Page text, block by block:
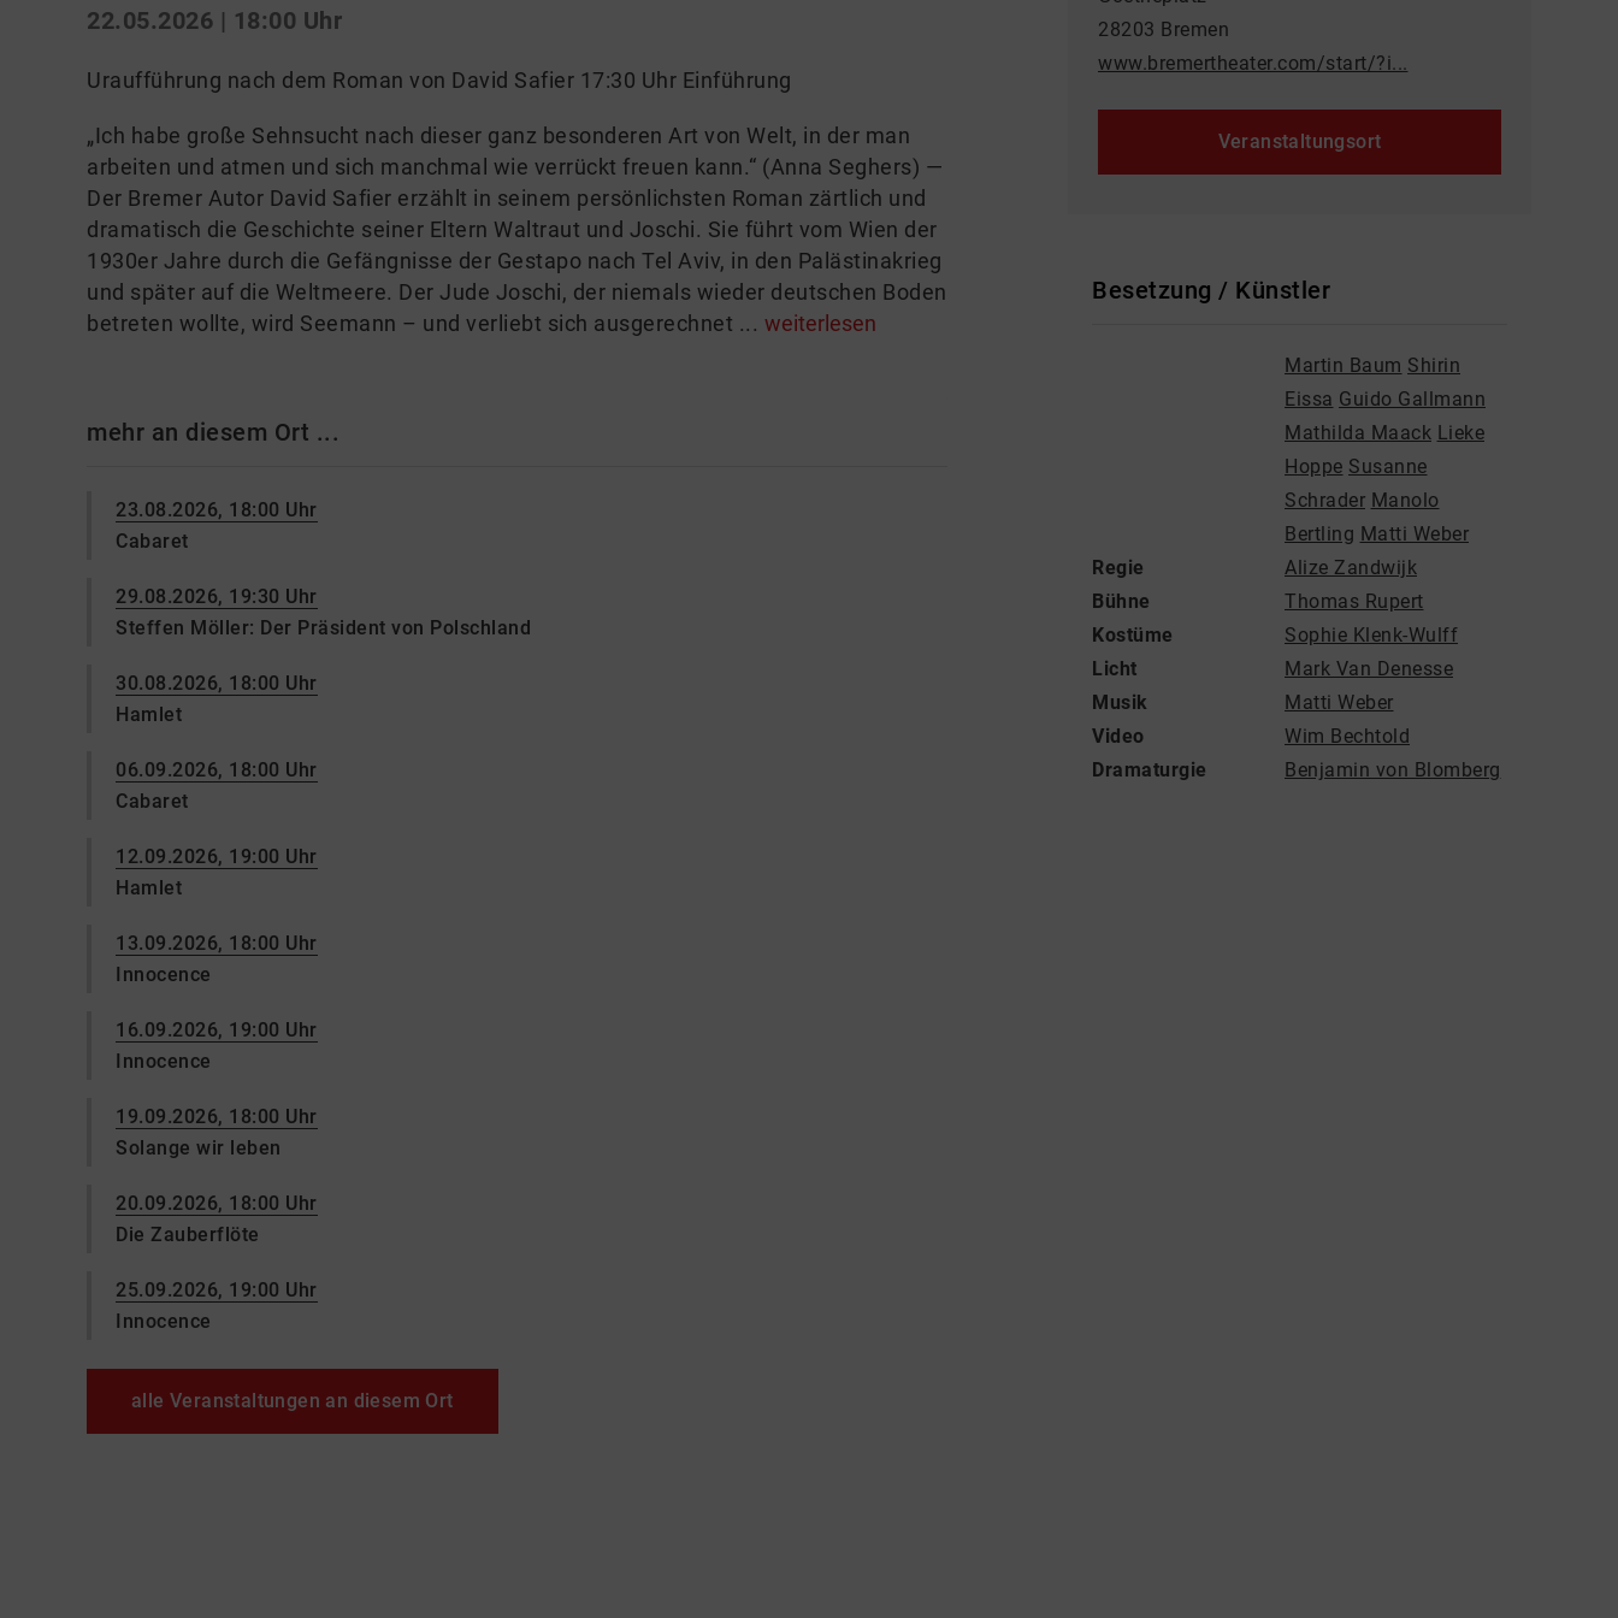
22.05.2026 | 18:00 Uhr
Uraufführung nach dem Roman von David Safier 17:30 Uhr Einführung
„Ich habe große Sehnsucht nach dieser ganz besonderen Art von Welt, in der man
arbeiten und atmen und sich manchmal wie verrückt freuen kann.“ (Anna Seghers) —
Der Bremer Autor David Safier erzählt in seinem persönlichsten Roman zärtlich und
dramatisch die Geschichte seiner Eltern Waltraut und Joschi. Sie führt vom Wien der
1930er Jahre durch die Gefängnisse der Gestapo nach Tel Aviv, in den Palästinakrieg
und später auf die Weltmeere. Der Jude Joschi, der niemals wieder deutschen Boden
betreten wollte, wird Seemann – und verliebt sich ausgerechnet ... weiterlesen
mehr an diesem Ort ...
23.08.2026, 18:00 Uhr
Cabaret
29.08.2026, 19:30 Uhr
Steffen Möller: Der Präsident von Polschland
30.08.2026, 18:00 Uhr
Hamlet
06.09.2026, 18:00 Uhr
Cabaret
12.09.2026, 19:00 Uhr
Hamlet
13.09.2026, 18:00 Uhr
Innocence
16.09.2026, 19:00 Uhr
Innocence
19.09.2026, 18:00 Uhr
Solange wir leben
20.09.2026, 18:00 Uhr
Die Zauberflöte
25.09.2026, 19:00 Uhr
Innocence
alle Veranstaltungen an diesem Ort
28203 Bremen
www.bremertheater.com/start/?i...
Veranstaltungsort
Besetzung / Künstler
Martin Baum Shirin
Eissa Guido Gallmann
Mathilda Maack Lieke
Hoppe Susanne
Schrader Manolo
Bertling Matti Weber
Regie
Alize Zandwijk
Bühne
Thomas Rupert
Kostüme
Sophie Klenk-Wulff
Licht
Mark Van Denesse
Musik
Matti Weber
Video
Wim Bechtold
Dramaturgie
Benjamin von Blomberg